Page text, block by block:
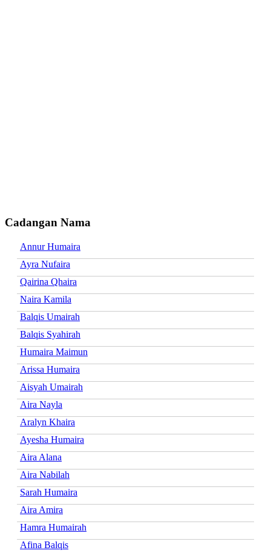
Cadangan Nama
Annur Humaira
Ayra Nufaira
Qairina Qhaira
Naira Kamila
Balqis Umairah
Balqis Syahirah
Humaira Maimun
Arissa Humaira
Aisyah Umairah
Aira Nayla
Aralyn Khaira
Ayesha Humaira
Aira Alana
Aira Nabilah
Sarah Humaira
Aira Amira
Hamra Humairah
Afina Balqis